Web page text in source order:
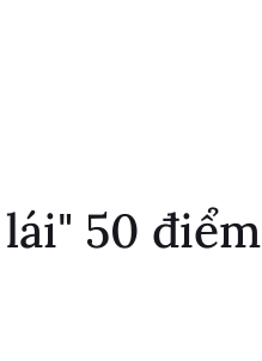
50 điểm